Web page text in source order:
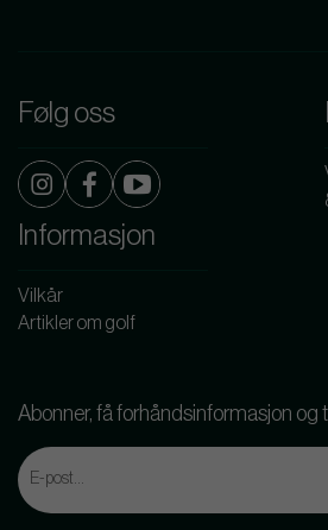
Følg oss
Informasjon
Vilkår
Artikler om golf
Abonner, få forhåndsinformasjon og